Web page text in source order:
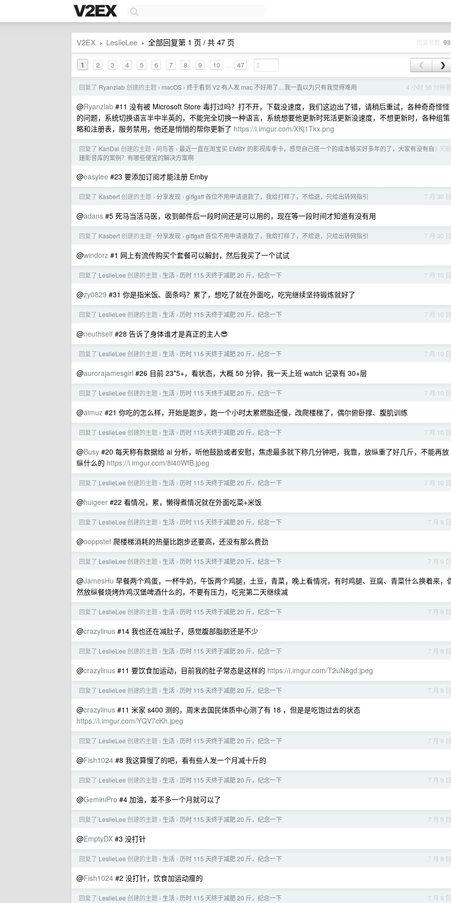
V2EX › LeslieLee › 全部回复第 1 页 / 共 47 页 回复总数
1 2 3 4 5 6 7 8 9 10 ... 47 ❮ ❯
4 小时 56 分钟前
回复了 Ryanzlab创建的主题 › macOS › 终于看到 V2 有人发 mac 不好用了....我一直以为只有我觉得难用
@Ryanzlab #11 没有被 Microsoft Store 毒打过吗？打不开，下载没速度，我们这边出了错，请稍后重试，各种奇奇怪怪
的问题，系统切换语言半中半英的，不能完全切换一种语言，系统想要他更新时死活更新没速度，不想更新时，各种组策
略和注册表，服务禁用，他还是悄悄的帮你更新了 https://i.imgur.com/XKj1Tkx.png
3 天前
回复了 KarlDai 创建的主题 › 问与答 › 最近一直在淘宝买 EMBY 的影视库季卡，感觉自己搭一个的成本够买好多年的了，大家有没有自
建影音库的案例？有哪些便宜的解决方案啊
@easylee #23 要添加订阅才能注册 Emby
7 月 30 日
回复了 Kasbert创建的主题 › 分享发现 › giffgaff 各位不用申请退款了，我给打样了，不给退，只给出转网指引
@adans #5 死马当活马医，收到邮件后一段时间还是可以用的，现在等一段时间才知道有没有用
7 月 30 日
回复了 Kasbert创建的主题 › 分享发现 › giffgaff 各位不用申请退款了，我给打样了，不给退，只给出转网指引
@windorz #1 网上有流传购买个套餐可以解封，然后我买了一个试试
7 月 10 日
回复了 LeslieLee 创建的主题 › 生活 › 历时 115 天终于减肥 20 斤，纪念一下
@zy0829 #31 你是指米饭、面条吗？累了，想吃了就在外面吃，吃完继续坚持锻炼就好了
7 月 10 日
回复了 LeslieLee 创建的主题 › 生活 › 历时 115 天终于减肥 20 斤，纪念一下
@neuthself #28 告诉了身体谁才是真正的主人😎
7 月 10 日
回复了 LeslieLee 创建的主题 › 生活 › 历时 115 天终于减肥 20 斤，纪念一下
@aurorajamesgirl #26 目前 23*5+，看状态，大概 50 分钟，我一天上班 watch 记录有 30+层
7 月 10 日
回复了 LeslieLee 创建的主题 › 生活 › 历时 115 天终于减肥 20 斤，纪念一下
@aimuz #21 你吃的怎么样，开始是跑步，跑一个小时太累燃脂还慢，改爬楼梯了，偶尔俯卧撑、腹肌训练
7 月 10 日
回复了 LeslieLee 创建的主题 › 生活 › 历时 115 天终于减肥 20 斤，纪念一下
@Busy #20 每天称有数据给 ai 分析，听他鼓励或者安慰，焦虑最多就下称几分钟吧，我靠，放纵重了好几斤，不能再放
纵什么的 https://i.imgur.com/8i40WfB.jpeg
7 月 10 日
回复了 LeslieLee 创建的主题 › 生活 › 历时 115 天终于减肥 20 斤，纪念一下
@huigeer #22 看情况，累，懒得煮情况就在外面吃菜+米饭
7 月 9 日
回复了 LeslieLee 创建的主题 › 生活 › 历时 115 天终于减肥 20 斤，纪念一下
@ooppstef 爬楼梯消耗的热量比跑步还要高，还没有那么费劲
7 月 9 日
回复了 LeslieLee 创建的主题 › 生活 › 历时 115 天终于减肥 20 斤，纪念一下
@JamesHu 早餐两个鸡蛋，一杯牛奶，午饭两个鸡腿，土豆，青菜，晚上看情况，有时鸡腿、豆腐、青菜什么换着来，
然放纵餐烧烤炸鸡汉堡啤酒什么的，不要有压力，吃完第二天继续减
7 月 9 日
回复了 LeslieLee 创建的主题 › 生活 › 历时 115 天终于减肥 20 斤，纪念一下
@crazylinus #14 我也还在减肚子，感觉腹部脂肪还是不少
7 月 9 日
回复了 LeslieLee 创建的主题 › 生活 › 历时 115 天终于减肥 20 斤，纪念一下
@crazylinus #11 要饮食加运动，目前我的肚子常态是这样的 https://i.imgur.com/T2uN8gd.jpeg
7 月 9 日
回复了 LeslieLee 创建的主题 › 生活 › 历时 115 天终于减肥 20 斤，纪念一下
@crazylinus #11 米家 s400 测的，周末去国民体质中心测了有 18 ，但是是吃饱过去的状态
https://i.imgur.com/YQV7cKh.jpeg
7 月 9 日
回复了 LeslieLee 创建的主题 › 生活 › 历时 115 天终于减肥 20 斤，纪念一下
@Fish1024 #8 我这算慢了的吧，看有些人发一个月减十斤的
7 月 9 日
回复了 LeslieLee 创建的主题 › 生活 › 历时 115 天终于减肥 20 斤，纪念一下
@GeminiPro #4 加油，差不多一个月就可以了
7 月 9 日
回复了 LeslieLee 创建的主题 › 生活 › 历时 115 天终于减肥 20 斤，纪念一下
@EmptyDX #3 没打针
7 月 9 日
回复了 LeslieLee 创建的主题 › 生活 › 历时 115 天终于减肥 20 斤，纪念一下
@Fish1024 #2 没打针，饮食加运动瘦的
7 月 9 日
回复了 LeslieLee 创建的主题 › 生活 › 历时 115 天终于减肥 20 斤，纪念一下